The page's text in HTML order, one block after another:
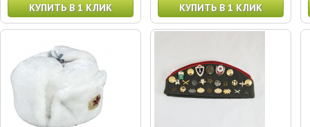
КУПИТЬ В 1 КЛИК
КУПИТЬ В 1 КЛИК